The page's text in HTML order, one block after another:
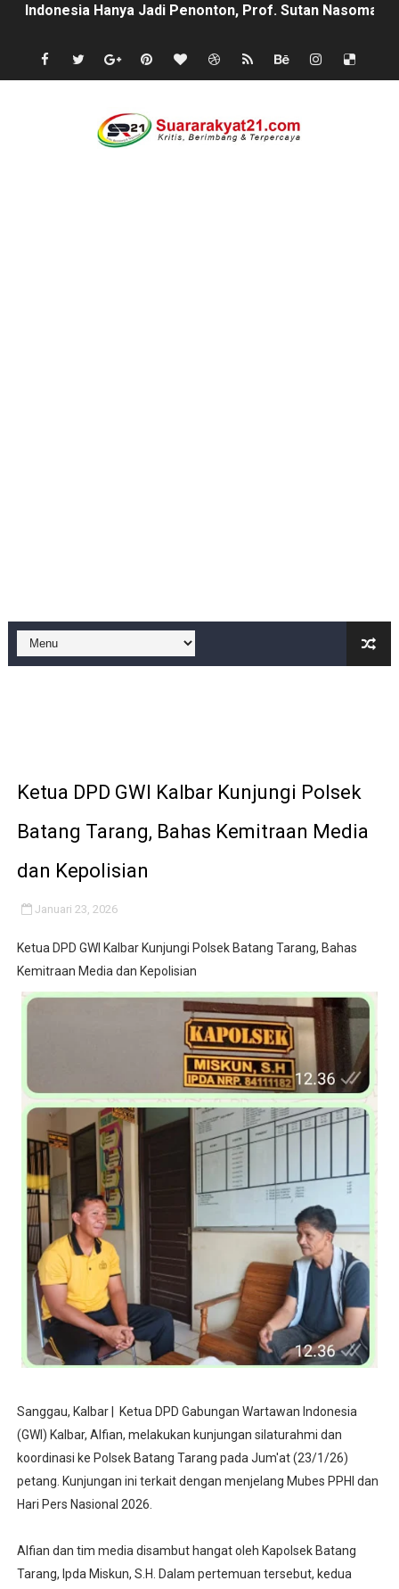
Abdul Rokib Laporkan Dugaan Pengeroyokan &
Apa sebab Caringin berhak menjadi Kabupaten ?
SISWA KELAS 2 MI MUHAMMAD NAWAWI DIDUGA
Proyek Rp7,15 Miliar Sungai Pinoh Disorot: Diduga
Proyek Revitalisasi PAUD KB Al-Hikmah Serang
Ketua PWC, Apresiasi HUT- Ri yang ke 81, yang di
Dipercaya Forkopimcam, Sertu Eri Piatna Buktikan TNI
Belajar dari Tiongkok, Kepala Desa Sindangheula Siap
Kapolsek Cikeusik Tegaskan Komitmen Jaga
‎KKN UNMA Banten Kelompok 13: Dorong UMKM
Indonesia Hanya Jadi Penonton, Prof. Sutan Nasomal
Ketua DPD GWI Kalbar Kunjungi Polsek
Batang Tarang, Bahas Kemitraan Media
dan Kepolisian
Januari 23, 2026
Ketua DPD GWI Kalbar Kunjungi Polsek Batang Tarang, Bahas
Kemitraan Media dan Kepolisian
Sanggau, Kalbar | Ketua DPD Gabungan Wartawan Indonesia
(GWI) Kalbar, Alfian, melakukan kunjungan silaturahmi dan
koordinasi ke Polsek Batang Tarang pada Jum'at (23/1/26)
petang. Kunjungan ini terkait dengan menjelang Mubes PPHI dan
Hari Pers Nasional 2026.
Alfian dan tim media disambut hangat oleh Kapolsek Batang
Tarang, Ipda Miskun, S.H. Dalam pertemuan tersebut, kedua